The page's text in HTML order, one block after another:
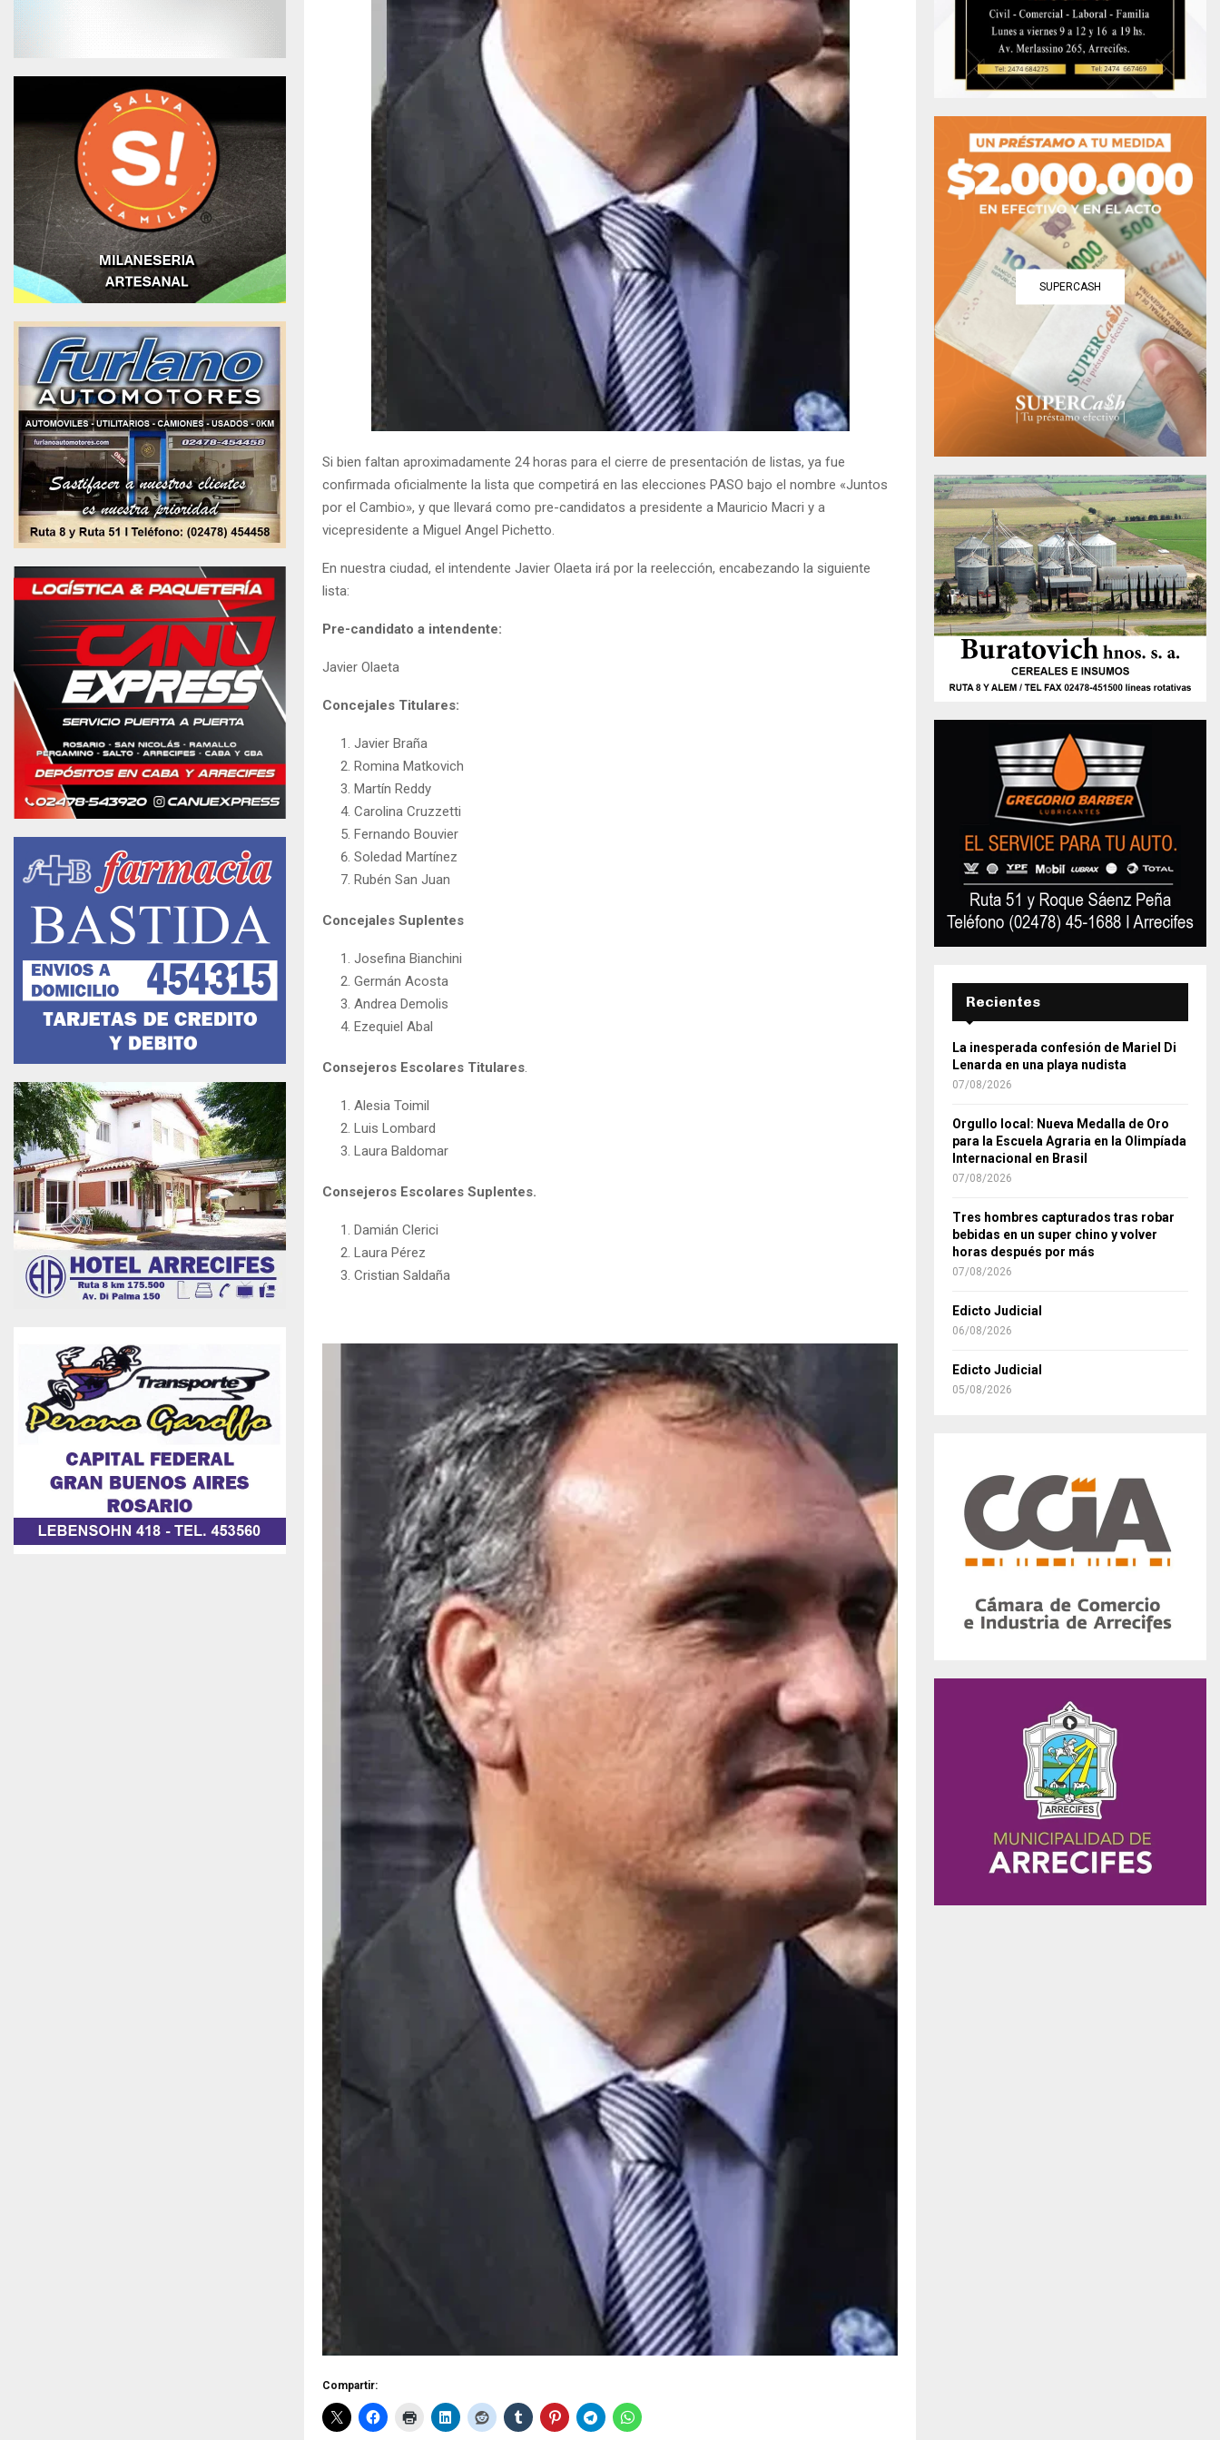
Si bien faltan aproximadamente 24 horas para el cierre de presentación de listas, ya fue
confirmada oficialmente la lista que competirá en las elecciones PASO bajo el nombre «Juntos
por el Cambio», y que llevará como pre-candidatos a presidente a Mauricio Macri y a
vicepresidente a Miguel Angel Pichetto.
En nuestra ciudad, el intendente Javier Olaeta irá por la reelección, encabezando la siguiente
lista:
Pre-candidato a intendente:
Javier Olaeta
Concejales Titulares:
Javier Braña
Romina Matkovich
Martín Reddy
Carolina Cruzzetti
Fernando Bouvier
Soledad Martínez
Rubén San Juan
Concejales Suplentes
Josefina Bianchini
Germán Acosta
Andrea Demolis
Ezequiel Abal
Consejeros Escolares Titulares.
Alesia Toimil
Luis Lombard
Laura Baldomar
Consejeros Escolares Suplentes.
Damián Clerici
Laura Pérez
Cristian Saldaña
Compartir:
SUPERCASH
Recientes
La inesperada confesión de Mariel Di
Lenarda en una playa nudista
07/08/2026
Orgullo local: Nueva Medalla de Oro
para la Escuela Agraria en la Olimpíada
Internacional en Brasil
07/08/2026
Tres hombres capturados tras robar
bebidas en un super chino y volver
horas después por más
07/08/2026
Edicto Judicial
06/08/2026
Edicto Judicial
05/08/2026